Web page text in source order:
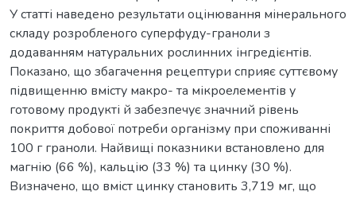
У статті наведено результати оцінювання мінерального
складу розробленого суперфуду-граноли з
додаванням натуральних рослинних інгредієнтів.
Показано, що збагачення рецептури сприяє суттєвому
підвищенню вмісту макро- та мікроелементів у
готовому продукті й забезпечує значний рівень
покриття добової потреби організму при споживанні
100 г граноли. Найвищі показники встановлено для
магнію (66 %), кальцію (33 %) та цинку (30 %).
Визначено, що вміст цинку становить 3,719 мг, що